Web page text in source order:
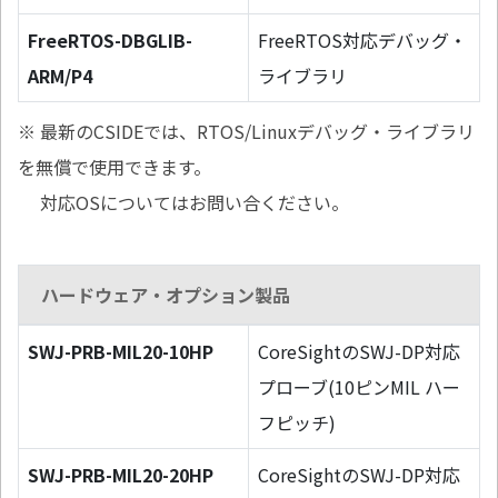
FreeRTOS-DBGLIB-
ARM/P4
FreeRTOS対応デバッグ・
ライブラリ
※ 最新のCSIDEでは、RTOS/Linuxデバッグ・ライブラリ
を無償で使用できます。
対応OSについてはお問い合ください。
ハードウェア・オプション製品
SWJ-PRB-MIL20-10HP
CoreSightのSWJ-DP対応
プローブ(10ピンMIL ハー
フピッチ)
SWJ-PRB-MIL20-20HP
CoreSightのSWJ-DP対応